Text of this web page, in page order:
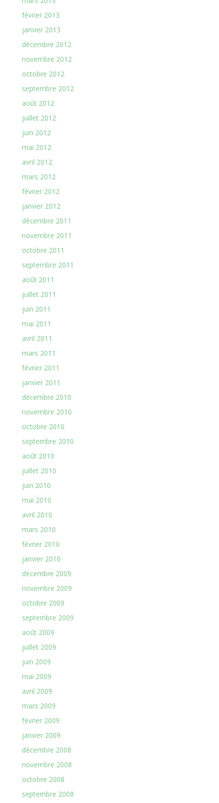
février 2013
janvier 2013
décembre 2012
novembre 2012
octobre 2012
septembre 2012
août 2012
juillet 2012
juin 2012
mai 2012
avril 2012
mars 2012
février 2012
janvier 2012
décembre 2011
novembre 2011
octobre 2011
septembre 2011
août 2011
juillet 2011
juin 2011
mai 2011
avril 2011
mars 2011
février 2011
janvier 2011
décembre 2010
novembre 2010
octobre 2010
septembre 2010
août 2010
juillet 2010
juin 2010
mai 2010
avril 2010
mars 2010
février 2010
janvier 2010
décembre 2009
novembre 2009
octobre 2009
septembre 2009
août 2009
juillet 2009
juin 2009
mai 2009
avril 2009
mars 2009
février 2009
janvier 2009
décembre 2008
novembre 2008
octobre 2008
septembre 2008